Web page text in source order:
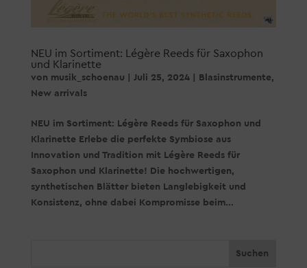
NEU im Sortiment: Légère Reeds für Saxophon
und Klarinette
von musik_schoenau Juli 25, 2024| Blasinstrumente,
New arrivals
NEU im Sortiment: Légère Reeds für Saxophon und
Klarinette Erlebe die perfekte Symbiose aus
Innovation und Tradition mit Légère Reeds für
Saxophon und Klarinette! Die hochwertigen,
synthetischen Blätter bieten Langlebigkeit und
Konsistenz, ohne dabei Kompromisse beim...